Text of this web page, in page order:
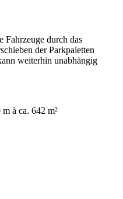
durch das
der Parkpaletten
weiterhin unabhängig
à ca. 642 m²